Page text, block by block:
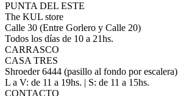
PUNTA DEL ESTE
The KUL store
Calle 30 (Entre Gorlero y Calle 20)
Todos los días de 10 a 21hs.
CARRASCO
CASA TRES
Shroeder 6444 (pasillo al fondo por escalera)
L a V: de 11 a 19hs. | S: de 11 a 15hs.
CONTACTO